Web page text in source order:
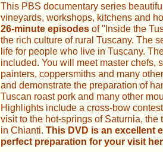
This PBS documentary series
vineyards, workshops, kitchens and
26-minute episodes of "Inside the
the rich culture of rural Tuscany. The
life for people who live in Tuscany.
included. You will meet master chefs,
painters, coppersmiths and many
and demonstrate the preparation of
Tuscan roast pork and many other
Highlights include a cross-bow
visit to the hot-springs of Saturnia,
in Chianti. This DVD is an excellent
perfect preparation for your visit